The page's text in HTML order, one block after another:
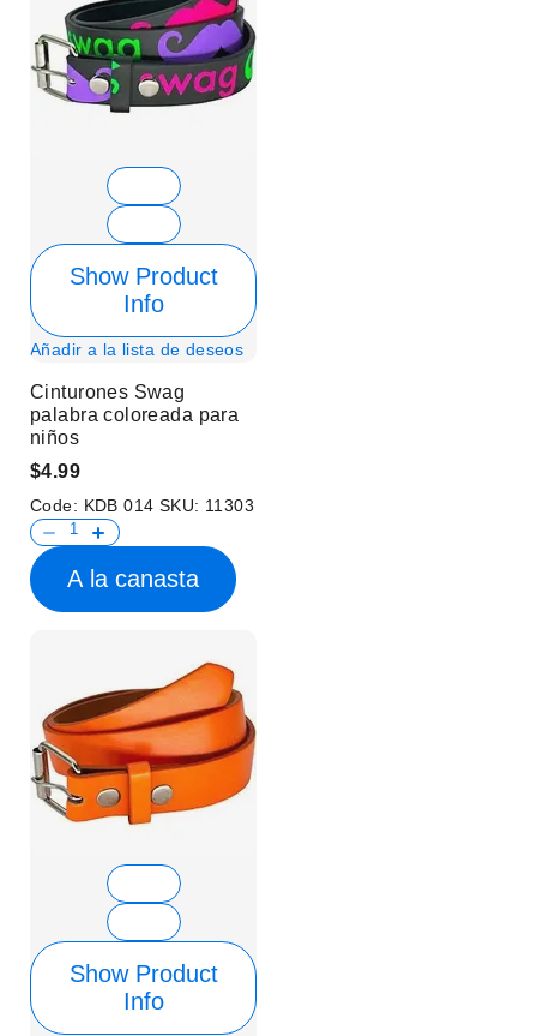
Show Product
Info
Añadir a la lista de deseos
Cinturones Swag
palabra coloreada para
niños
$4.99
Code: KDB 014 SKU: 11303
A la canasta
Show Product
Info